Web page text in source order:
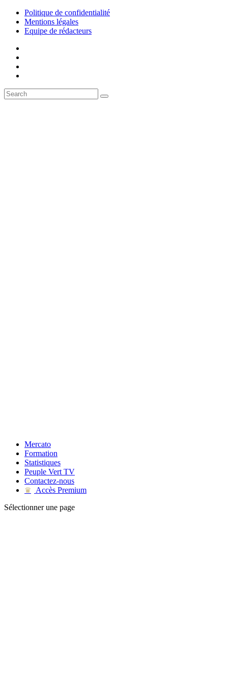
Politique de confidentialité
Mentions légales
Equipe de rédacteurs
Mercato
Formation
Statistiques
Peuple Vert TV
Contactez-nous
♛
Accès Premium
Sélectionner une page